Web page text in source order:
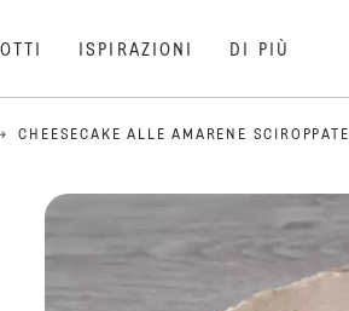
ISPIRAZIONI DI PIÙ
CHEESECAKE ALLE AMARENE SCIROPPATE